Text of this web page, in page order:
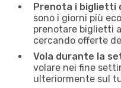
Prenota i biglietti
sono i giorni più
prenotare biglietti
cercando offerte
Vola durante la
volare nei fine
ulteriormente sul